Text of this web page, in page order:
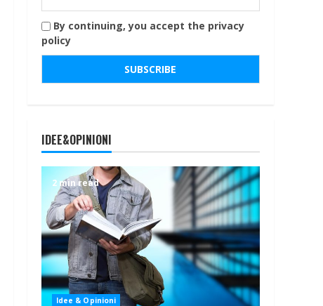
By continuing, you accept the privacy
policy
IDEE&OPINIONI
2 min read
Idee & Opinioni